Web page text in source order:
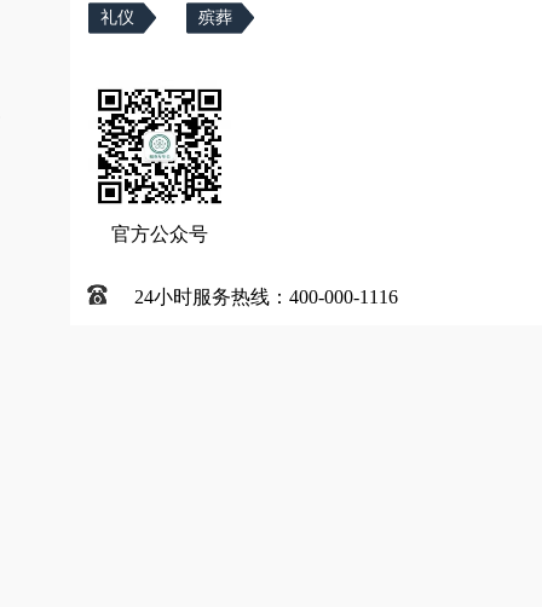
礼仪 殡葬
官方公众号
24小时服务热线：400-000-1116